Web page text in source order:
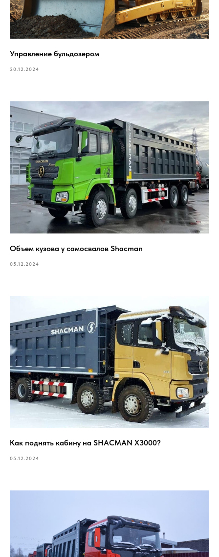
Управление бульдозером
20.12.2024
Объем кузова у самосвалов Shacman
05.12.2024
Как поднять кабину на SHACMAN X3000?
05.12.2024